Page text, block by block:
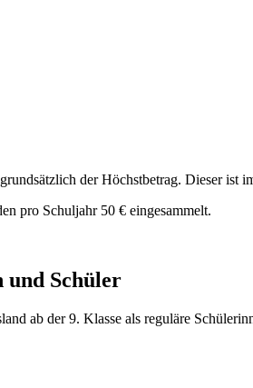
der Höchstbetrag. Dieser ist
pro Schuljahr 50 € eingesammelt.
und Schüler
ab der 9. Klasse als reguläre